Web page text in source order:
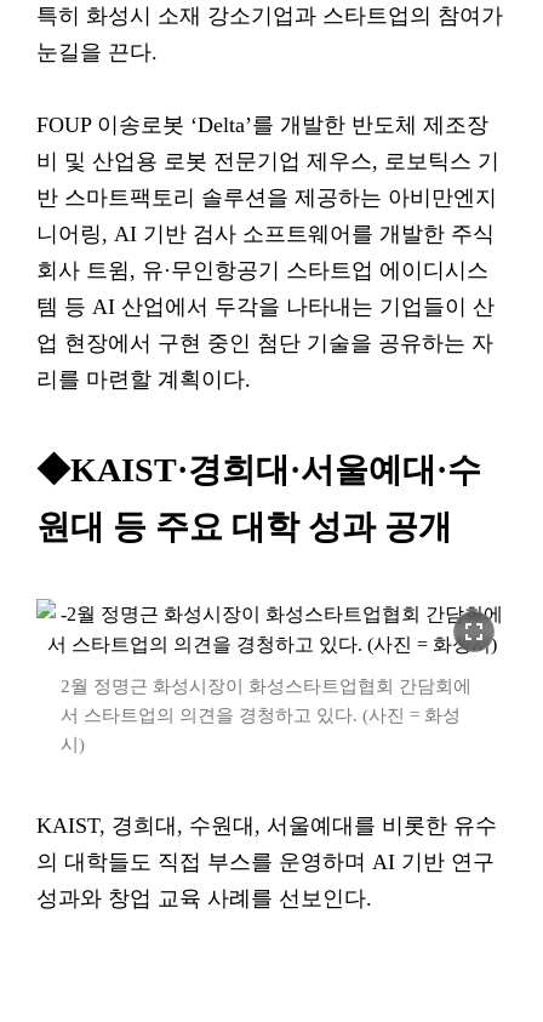
특히 화성시 소재 강소기업과 스타트업의 참여가
눈길을 끈다.
FOUP 이송로봇 ‘Delta’를 개발한 반도체 제조장
비 및 산업용 로봇 전문기업 제우스, 로보틱스 기
반 스마트팩토리 솔루션을 제공하는 아비만엔지
니어링, AI 기반 검사 소프트웨어를 개발한 주식
회사 트윔, 유·무인항공기 스타트업 에이디시스
템 등 AI 산업에서 두각을 나타내는 기업들이 산
업 현장에서 구현 중인 첨단 기술을 공유하는 자
리를 마련할 계획이다.
◆KAIST·경희대·서울예대·수
원대 등 주요 대학 성과 공개
fullscreen
2월 정명근 화성시장이 화성스타트업협회 간담회에
서 스타트업의 의견을 경청하고 있다. (사진 = 화성
시)
KAIST, 경희대, 수원대, 서울예대를 비롯한 유수
의 대학들도 직접 부스를 운영하며 AI 기반 연구
성과와 창업 교육 사례를 선보인다.